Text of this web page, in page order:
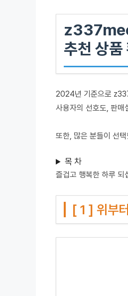
추천 상품
2024년 기준으로
사용자의 선호도, 판매
또한, 많은 분들이 선
목 차
즐겁고 행복한 하루 되
[ 1 ] 위부